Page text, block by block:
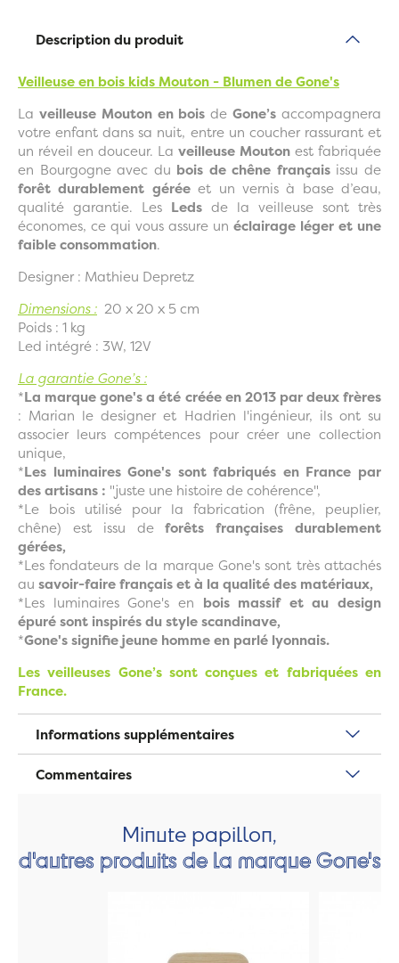
Description du produit
Veilleuse en bois kids Mouton - Blumen de Gone's
La veilleuse Mouton en bois deGone’s accompagnera
votre enfant dans sa nuit, entre un coucher rassurant et
un réveil en douceur. La veilleuse Mouton est fabriquée
en Bourgogne avec du bois de chêne françaisissu de
forêt durablement géréeet un vernis à base d’eau,
qualité garantie. Les Leds de la veilleuse sont très
économes, ce qui vous assure un éclairage léger et une
faible consommation.
Designer : Mathieu Depretz
Dimensions : 20 x 20 x 5 cm
Poids : 1 kg
Led intégré : 3W, 12V
La garantie Gone’s :
*La marque gone's a été créée en 2013 par deux frères
: Marian le designer et Hadrien l'ingénieur, ils ont su
associer leurs compétences pour créer une collection
unique,
*Les luminaires Gone's sont fabriqués en France par
des artisans : "juste une histoire de cohérence",
*Le bois utilisé pour la fabrication (frêne, peuplier,
chêne) est issu deforêts françaises durablement
gérées,
*Les fondateurs de la marque Gone's sont très attachés
au savoir-faire français et à la qualité des matériaux,
*Les luminaires Gone's en bois massif et au design
épuré sont inspirés du style scandinave,
*Gone's signifie jeune homme en parlé lyonnais.
Les veilleuses Gone’s sont conçues et fabriquées en
France.
Informations supplémentaires
Commentaires
Minute papillon,
d'autres produits de la marque Gone's